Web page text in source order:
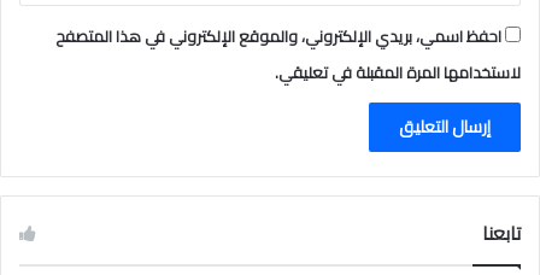
احفظ اسمي، بريدي الإلكتروني، والموقع الإلكتروني في هذا المتصفح
لاستخدامها المرة المقبلة في تعليقي.
تابعنا